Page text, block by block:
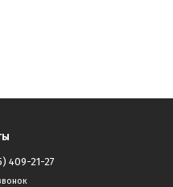
409-21-27